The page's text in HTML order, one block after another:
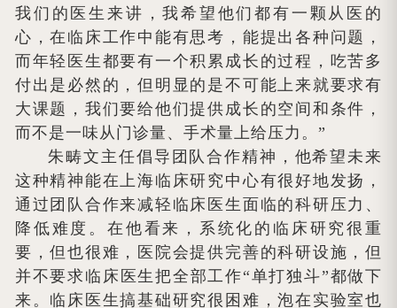
我们的医生来讲，我希望他们都有一颗从医的
心，在临床工作中能有思考，能提出各种问题，
而年轻医生都要有一个积累成长的过程，吃苦多
付出是必然的，但明显的是不可能上来就要求有
大课题，我们要给他们提供成长的空间和条件，
而不是一味从门诊量、手术量上给压力。”
朱畴文主任倡导团队合作精神，他希望未来
这种精神能在上海临床研究中心有很好地发扬，
通过团队合作来减轻临床医生面临的科研压力、
降低难度。在他看来，系统化的临床研究很重
要，但也很难，医院会提供完善的科研设施，但
并不要求临床医生把全部工作“单打独斗”都做下
来。临床医生搞基础研究很困难，泡在实验室也